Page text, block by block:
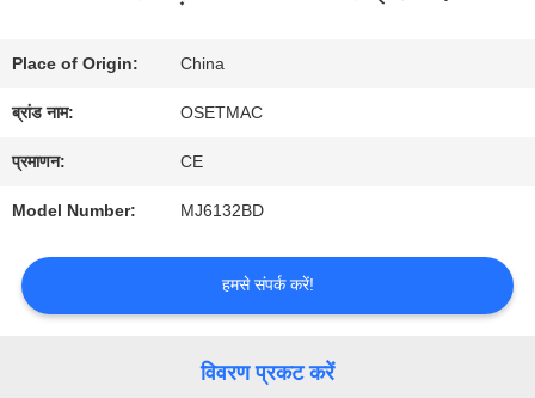
कारखाना
भ्रमण
नियंत्रण
Place of Origin: China
ब्रांड नाम: OSETMAC
प्रमाणन: CE
Model Number: MJ6132BD
हमसे संपर्क करें!
विवरण प्रकट करें